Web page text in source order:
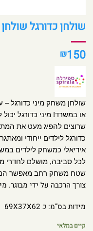
שולחן כדורגל
₪150
שולחן משחק מיני כדורגל –
או במשרד! מיני כדורגל
שרוצים להפיג מעט את
כדורגל לילדים ייחודי
אידיאלי כמשחק לילדים
לכל סביבה, מושלם לחדרי
שטח משחק רחב מאפשר
צורך הרכבה על ידי מבוגר. מיועד
מידות בס”מ: כ 69X37X62
קיים במלאי